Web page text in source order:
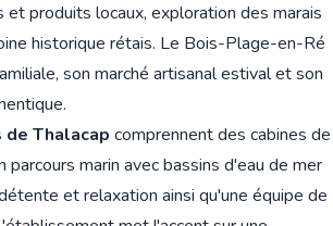
produits locaux, exploration des marais
historique rétais. Le Bois-Plage-en-Ré
son marché artisanal estival et son
Thalacap comprennent des cabines de
parcours marin avec bassins d'eau de mer
et relaxation ainsi qu'une équipe de